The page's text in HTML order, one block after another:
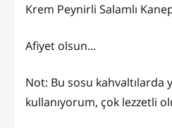
Krem Peynirli Salamlı
Afiyet olsun...
Not: Bu sosu kahvaltılarda
kullanıyorum, çok lezzetli